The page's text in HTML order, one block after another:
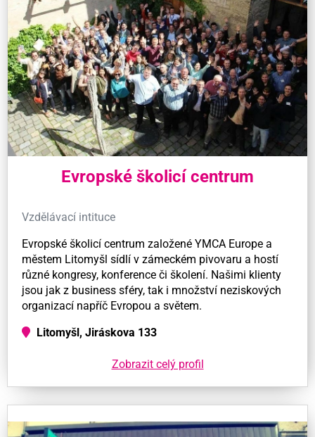
Evropské školicí centrum
Vzdělávací intituce
Evropské školicí centrum založené YMCA Europe a
městem Litomyšl sídlí v zámeckém pivovaru a hostí
různé kongresy, konference či školení. Našimi klienty
jsou jak z business sféry, tak i množství neziskových
organizací napříč Evropou a světem.
Litomyšl, Jiráskova 133
Zobrazit celý profil